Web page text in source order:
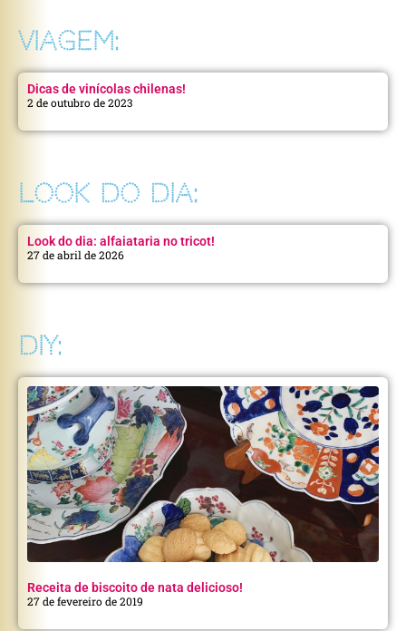
VIAGEM:
Dicas de vinícolas chilenas!
2 de outubro de 2023
LOOK DO DIA:
Look do dia: alfaiataria no tricot!
27 de abril de 2026
DIY:
Receita de biscoito de nata delicioso!
27 de fevereiro de 2019